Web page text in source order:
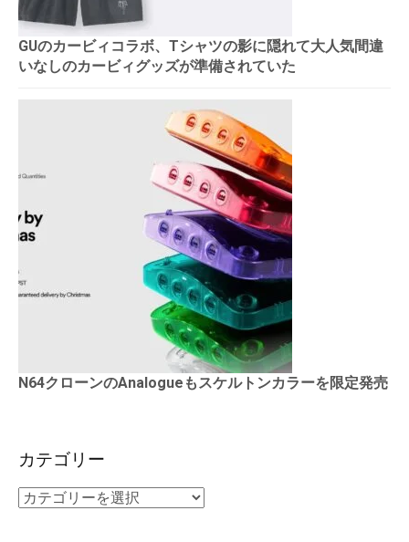
GUのカービィコラボ、Tシャツの影に隠れて大人気間違
いなしのカービィグッズが準備されていた
N64クローンのAnalogueもスケルトンカラーを限定発売
カテゴリー